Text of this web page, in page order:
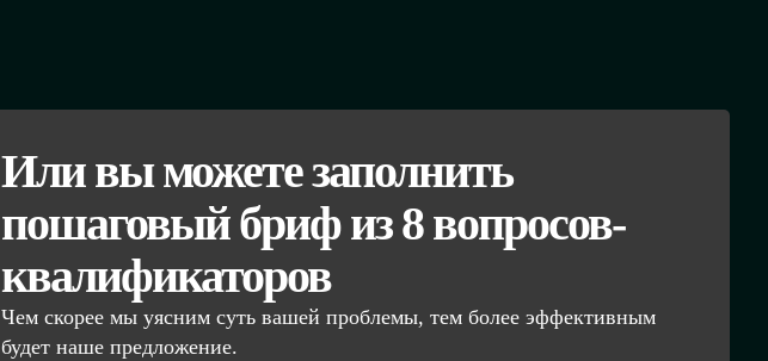
Или вы можете заполнить
пошаговый бриф из 8 вопросов-
квалификаторов
Чем скорее мы уясним суть вашей проблемы, тем более эффективным
будет наше предложение.